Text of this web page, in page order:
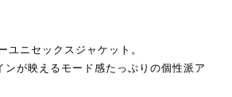
ユニセックスジャケット。
ンが映えるモード感たっぷりの個性派ア